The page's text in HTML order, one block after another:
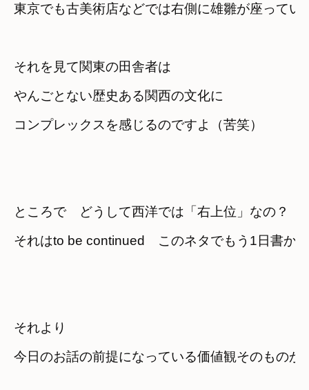
それを見て関東の田舎者は
やんごとない歴史ある関西の文化に
コンプレックスを感じるのですよ（苦笑）
ところで　どうして西洋では「右上位」なの？
それはto be continued　このネタでもう1日書か
それより
今日のお話の前提になっている価値観そのものが